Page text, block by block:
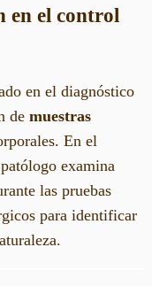
en el control
en el diagnóstico
de muestras
En el
examina
las pruebas
para identificar